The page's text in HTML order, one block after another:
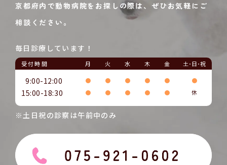
京都府内で動物病院をお探しの際は、ぜひお気軽にご
相談ください。
毎日診療しています！
受付時間 月 火 水 木 金 土･日･祝
9:00-12:00 ● ● ● ● ● ●
15:00-18:30 ● ● ● ● ● 休
※土日祝の診察は午前中のみ